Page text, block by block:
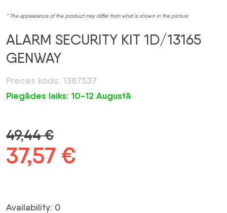
* The appearance of the product may differ from what is shown in the picture
ALARM SECURITY KIT 1D/13165
GENWAY
Preces kods: 1387537
Piegādes laiks: 10-12 Augustā
49,44€
Original
was:
37,57 €
Availability: 0